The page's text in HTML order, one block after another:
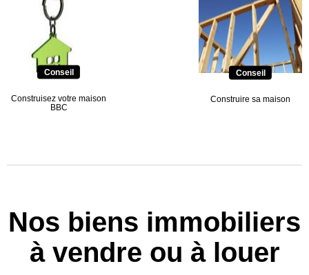
Conseil
Construisez votre maison
BBC
Conseil
Construire sa maison
Nos biens immobiliers
à vendre ou à louer